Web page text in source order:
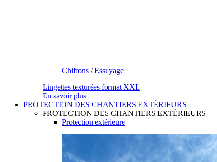
Chiffons / Essuyage
Lingettes texturées format XXL
En savoir plus
PROTECTION DES CHANTIERS EXTÉRIEURS
PROTECTION DES CHANTIERS EXTÉRIEURS
Protection extérieure